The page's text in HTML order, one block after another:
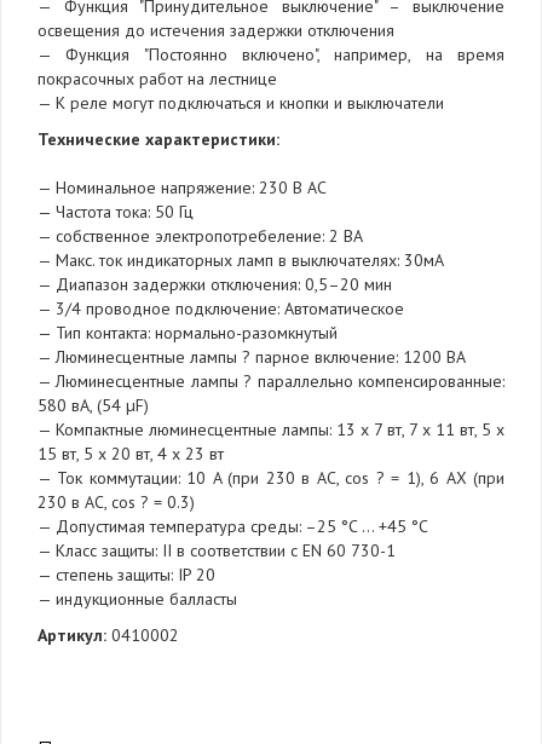
— Функция "Принудительное выключение" – выключение
освещения до истечения задержки отключения
— Функция "Постоянно включено", например, на время
покрасочных работ на лестнице
— К реле могут подключаться и кнопки и выключатели
Технические характеристики:
— Номинальное напряжение: 230 В AC
— Частота тока: 50 Гц
— собственное электропотребеление: 2 ВА
— Макс. ток индикаторных ламп в выключателях: 30мА
— Диапазон задержки отключения: 0,5–20 мин
— 3/4 проводное подключение: Автоматическое
— Тип контакта: нормально-разомкнутый
— Люминесцентные лампы ? парное включение: 1200 ВА
— Люминесцентные лампы ? параллельно компенсированные:
580 вА, (54 µF)
— Компактные люминесцентные лампы: 13 x 7 вт, 7 x 11 вт, 5 x
15 вт, 5 x 20 вт, 4 x 23 вт
— Ток коммутации: 10 A (при 230 в AC, cos ? = 1), 6 AX (при
230 в AC, cos ? = 0.3)
— Допустимая температура среды: –25 °C … +45 °C
— Класс защиты: II в соответствии с EN 60 730-1
— степень защиты: IP 20
— индукционные балласты
Артикул: 0410002